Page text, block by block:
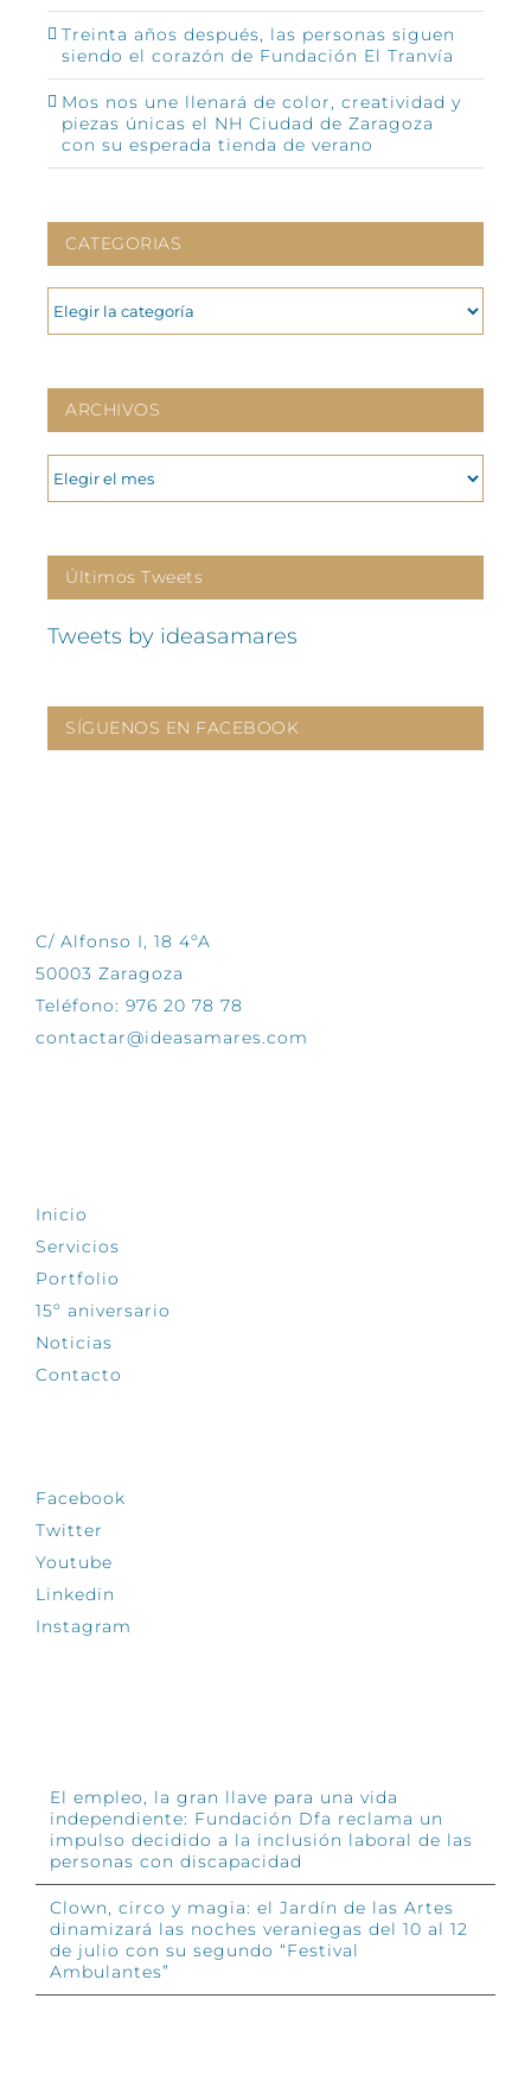
Treinta años después, las personas siguen
siendo el corazón de Fundación El Tranvía
Mos nos une llenará de color, creatividad y
piezas únicas el NH Ciudad de Zaragoza
con su esperada tienda de verano
CATEGORIAS
CATEGORIAS
ARCHIVOS
ARCHIVOS
Últimos Tweets
Tweets by ideasamares
SÍGUENOS EN FACEBOOK
C/ Alfonso I, 18 4ºA
50003 Zaragoza
Teléfono: 976 20 78 78
contactar@ideasamares.com
Inicio
Servicios
Portfolio
15º aniversario
Noticias
Contacto
Facebook
Twitter
Youtube
Linkedin
Instagram
El empleo, la gran llave para una vida
independiente: Fundación Dfa reclama un
impulso decidido a la inclusión laboral de las
personas con discapacidad
Clown, circo y magia: el Jardín de las Artes
dinamizará las noches veraniegas del 10 al 12
de julio con su segundo “Festival
Ambulantes”